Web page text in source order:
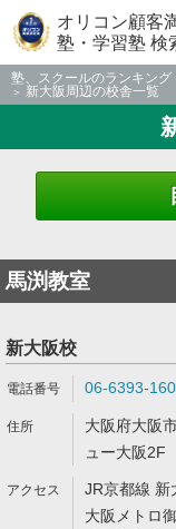
オリコン顧客
塾・学習塾 検
塾、スクールのランキング
新大阪周辺の校舎一覧
馬渕教室
新大阪校
06-6393-
大阪府大阪
ュー大阪2F
JR京都線 新
大阪メトロ